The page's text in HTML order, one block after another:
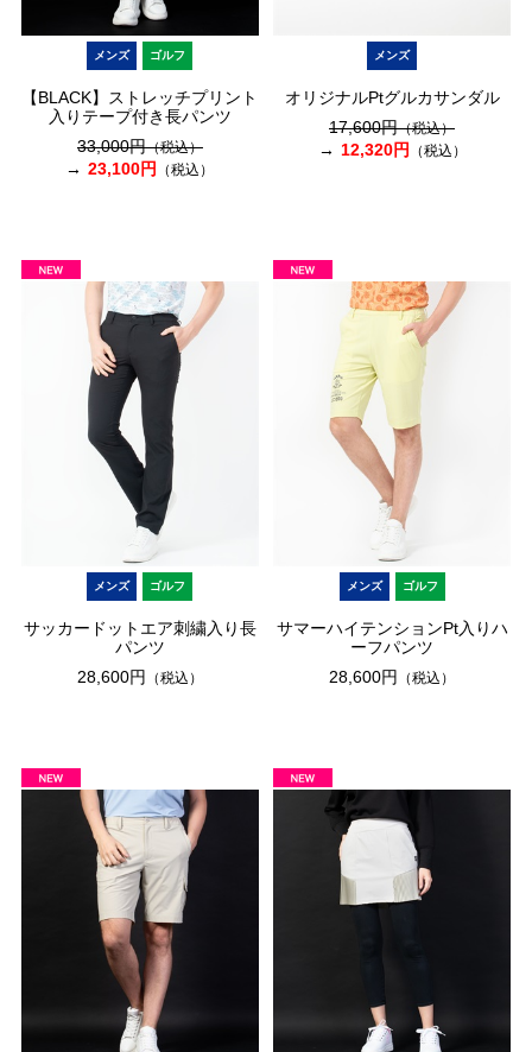
メンズ ゴルフ
【BLACK】ストレッチプリント
入りテープ付き長パンツ
33,000円（税込）
23,100円 （税込）
メンズ
オリジナルPtグルカサンダル
17,600円（税込）
12,320円 （税込）
メンズ ゴルフ
サッカードットエア刺繍入り長
パンツ
28,600円
（税込）
メンズ ゴルフ
サマーハイテンションPt入りハ
ーフパンツ
28,600円
（税込）